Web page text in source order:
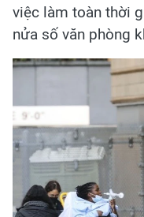
việc làm toàn thời
nửa số văn phòng